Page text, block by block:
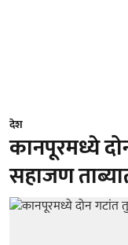
देश
कानपूरमध्ये
सहाजण